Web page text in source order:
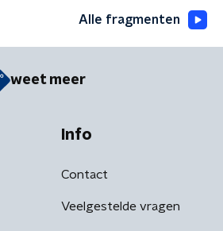
Alle fragmenten
weet meer
Info
Contact
Veelgestelde vragen